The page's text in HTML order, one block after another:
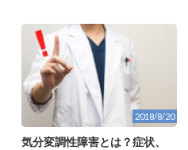
2018/8/20
気分変調性障害とは？症状、